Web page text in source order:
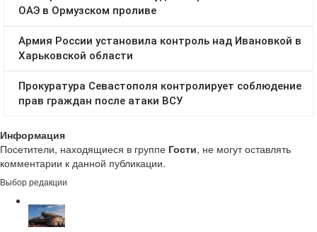
Информация
Посетители, находящиеся в группе Гости, не могут оставлять
комментарии к данной публикации.
Выбор редакции